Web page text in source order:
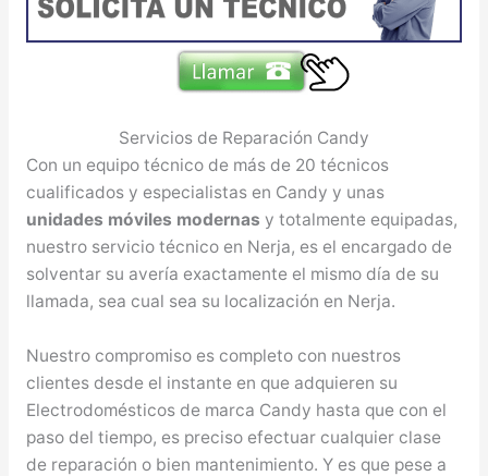
Servicios de Reparación Candy
Con un equipo técnico de más de 20 técnicos
cualificados y especialistas en Candy y unas
unidades móviles modernas y totalmente equipadas,
nuestro servicio técnico en Nerja, es el encargado de
solventar su avería exactamente el mismo día de su
llamada, sea cual sea su localización en Nerja.
Nuestro compromiso es completo con nuestros
clientes desde el instante en que adquieren su
Electrodomésticos de marca Candy hasta que con el
paso del tiempo, es preciso efectuar cualquier clase
de reparación o bien mantenimiento. Y es que pese a